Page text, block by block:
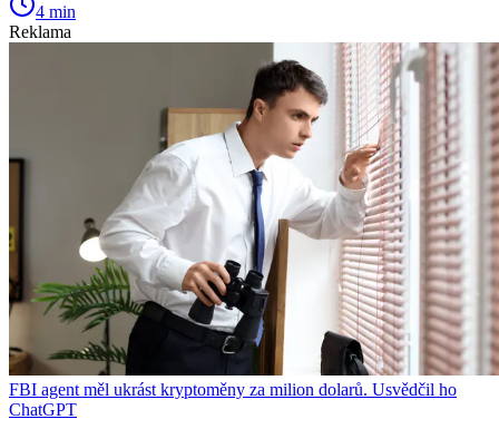
4 min
Reklama
FBI agent měl ukrást kryptoměny za milion dolarů. Usvědčil ho
ChatGPT